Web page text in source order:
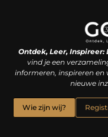
Ontdek, Leer,
vind je een
informeren, inspireren en
nieuwe
Wie zijn wij?